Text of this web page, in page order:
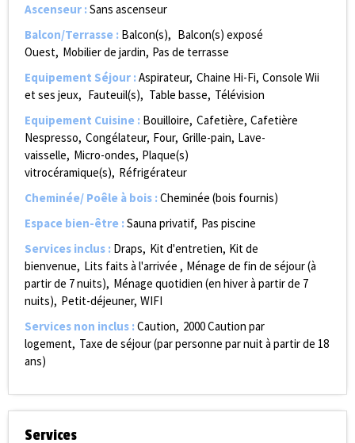
Ascenseur :Sans ascenseur
Balcon/Terrasse : Balcon(s)
Balcon(s) exposé
Ouest Mobilier de jardin Pas de terrasse
Equipement Séjour :Aspirateur Chaine Hi-Fi Console Wii
et ses jeux
Fauteuil(s) Table basse Télévision
Equipement Cuisine : Bouilloire Cafetière Cafetière
Nespresso Congélateur Four Grille-pain Lave-
vaisselle Micro-ondes Plaque(s)
vitrocéramique(s) Réfrigérateur
Cheminée/ Poêle à bois :Cheminée (bois fournis)
Espace bien-être :Sauna privatif Pas piscine
Services inclus : Draps Kit d'entretien Kit de
bienvenue Lits faits à l'arrivée
Ménage de fin de séjour (à
partir de 7 nuits) Ménage quotidien (en hiver à partir de 7
nuits) Petit-déjeuner WIFI
Services non inclus :Caution 2000Caution par
logement Taxe de séjour (par personne par nuit à partir de 18
ans)
Services